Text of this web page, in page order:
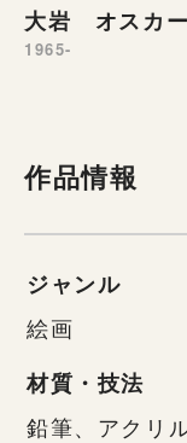
大岩 オスカ
1965-
作品情報
ジャンル
絵画
材質・技法
鉛筆、アクリ